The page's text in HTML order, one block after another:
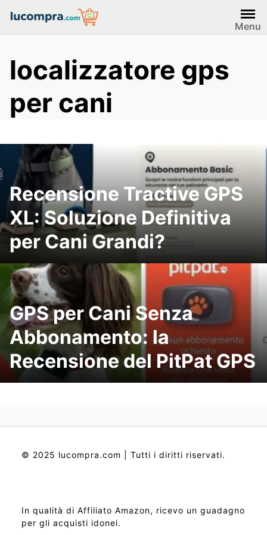
content
Menu
localizzatore gps
per cani
Recensione Tractive GPS
XL: Soluzione Definitiva
per Cani Grandi?
GPS per Cani Senza
Abbonamento: la
Recensione del PitPat GPS
© 2025 lucompra.com | Tutti i diritti riservati.
In qualità di Affiliato Amazon, ricevo un guadagno
per gli acquisti idonei.